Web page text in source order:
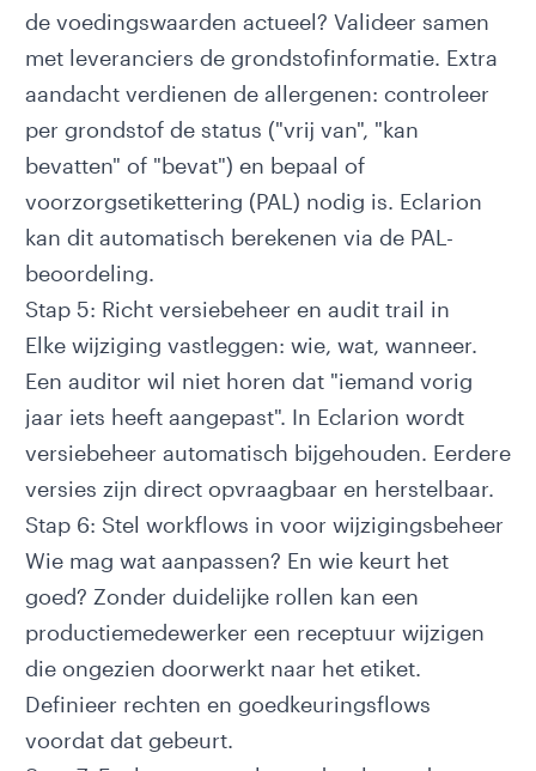
de voedingswaarden actueel? Valideer samen
met leveranciers de grondstofinformatie. Extra
aandacht verdienen de allergenen: controleer
per grondstof de status ("vrij van", "kan
bevatten" of "bevat") en bepaal of
voorzorgsetikettering (PAL) nodig is. Eclarion
kan dit automatisch berekenen via de PAL-
beoordeling.
Stap 5: Richt versiebeheer en audit trail in
Elke wijziging vastleggen: wie, wat, wanneer.
Een auditor wil niet horen dat "iemand vorig
jaar iets heeft aangepast". In Eclarion wordt
versiebeheer automatisch bijgehouden. Eerdere
versies zijn direct opvraagbaar en herstelbaar.
Stap 6: Stel workflows in voor wijzigingsbeheer
Wie mag wat aanpassen? En wie keurt het
goed? Zonder duidelijke rollen kan een
productiemedewerker een receptuur wijzigen
die ongezien doorwerkt naar het etiket.
Definieer rechten en goedkeuringsflows
voordat dat gebeurt.